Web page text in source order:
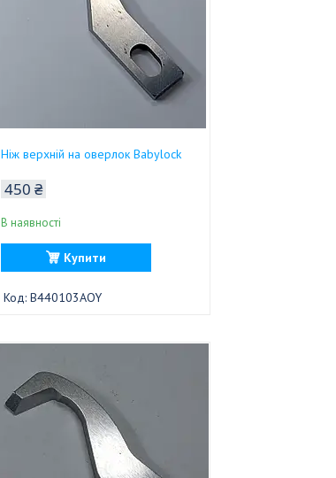
Ніж верхній на оверлок Babylock
450 ₴
В наявності
Купити
B440103AOY